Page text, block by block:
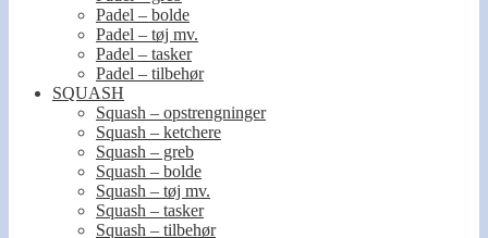
Padel – bolde
Padel – tøj mv.
Padel – tasker
Padel – tilbehør
SQUASH
Squash – opstrengninger
Squash – ketchere
Squash – greb
Squash – bolde
Squash – tøj mv.
Squash – tasker
Squash – tilbehør